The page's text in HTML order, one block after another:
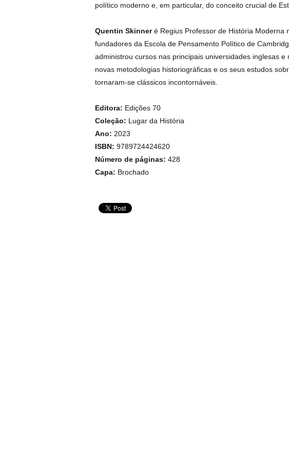
político moderno e, em particular, do conceito crucial de
Quentin Skinneré Regius Professor de História Moderna
fundadores da Escola de Pensamento Político de
administrou cursos nas principais universidades inglesas
novas metodologias historiográficas e os seus estudos
tornaram-se clássicos incontornáveis.
Editora: Edições 70
Coleção: Lugar da História
Ano: 2023
ISBN: 9789724424620
Número de páginas: 428
Capa: Brochado